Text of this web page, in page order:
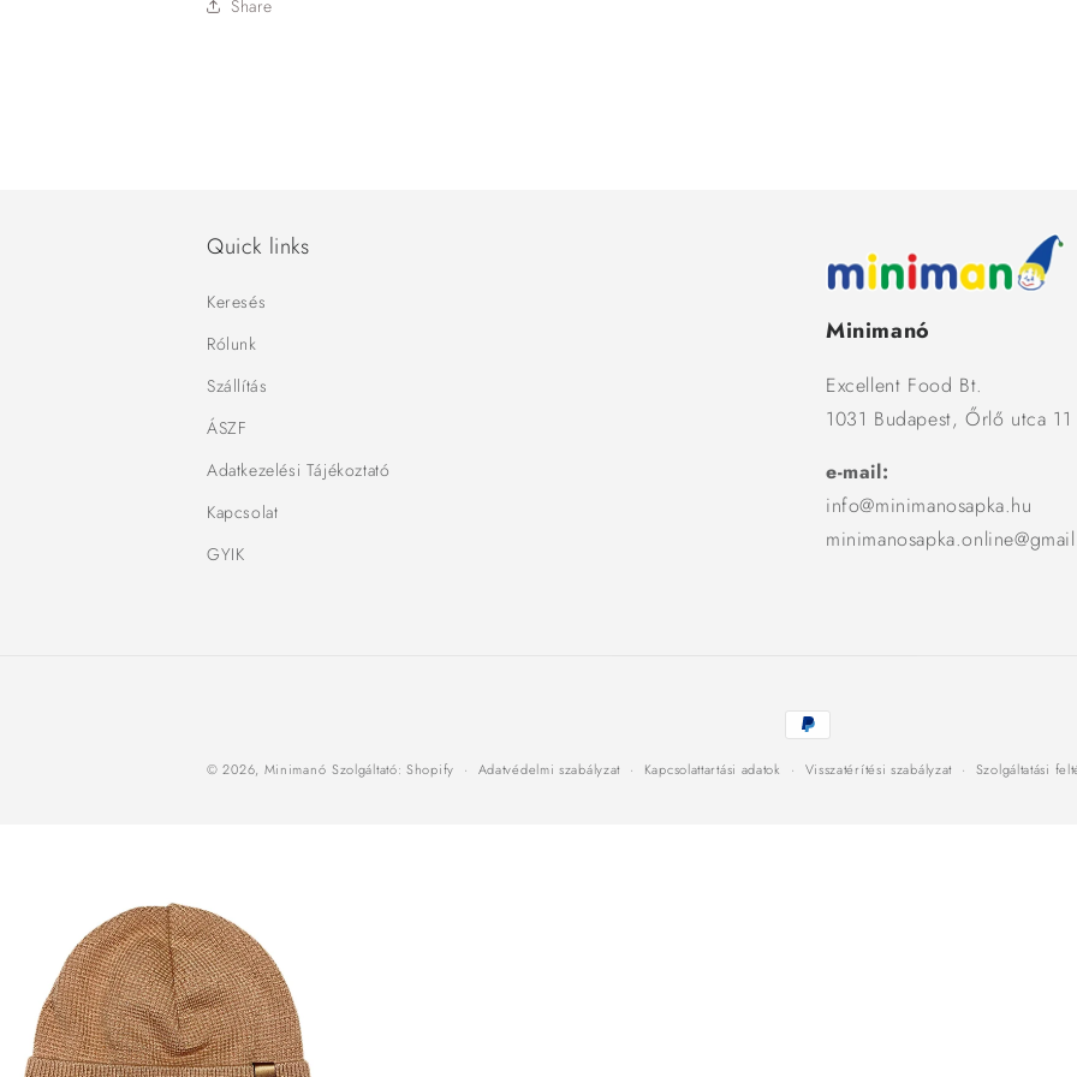
Share
Quick links
Keresés
Rólunk
Szállítás
ÁSZF
Adatkezelési Tájékoztató
Kapcsolat
GYIK
Minimanó
Excellent Food Bt.
1031 Budapest, Őrlő utca 11
e-mail:
info@minimanosapka.hu
Fizetési
módok
© 2026, Minimanó Szolgáltató: Shopify Adatvédelmi szabályzat Kapcsolattartási adatok Visszatérítési szabályzat Szolgáltatási